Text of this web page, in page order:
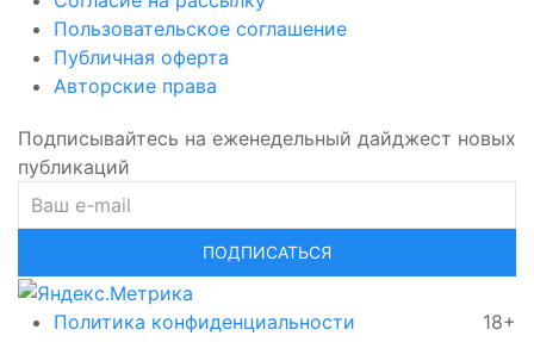
Пользовательское соглашение
Публичная оферта
Авторские права
Подписывайтесь на еженедельный дайджест новых
публикаций
ПОДПИСАТЬСЯ
Политика конфиденциальности
18+